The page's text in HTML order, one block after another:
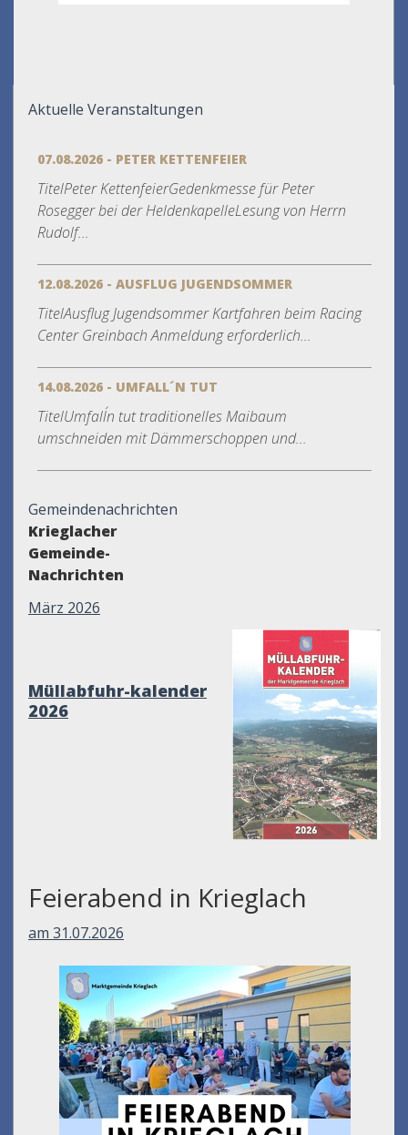
Aktuelle Veranstaltungen
07.08.2026 - PETER KETTENFEIER
TitelPeter KettenfeierGedenkmesse für Peter
Rosegger bei der HeldenkapelleLesung von Herrn
Rudolf...
12.08.2026 - AUSFLUG JUGENDSOMMER
TitelAusflug Jugendsommer Kartfahren beim Racing
Center Greinbach Anmeldung erforderlich...
14.08.2026 - UMFALL´N TUT
TitelUmfall´n tut traditionelles Maibaum
umschneiden mit Dämmerschoppen und...
Gemeindenachrichten
Krieglacher
Gemeinde-
Nachrichten
März 2026
Feierabend in Krieglach
am 31.07.2026